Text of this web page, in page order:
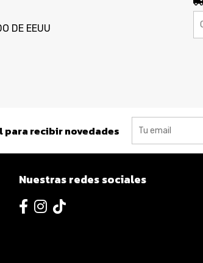
DE EEUU
para recibir novedades
Nuestras redes sociales